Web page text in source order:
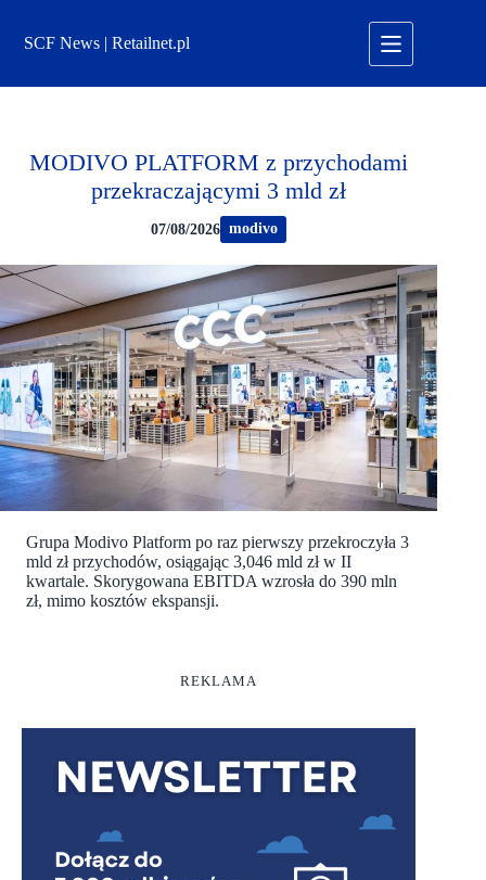
treściSCF News | Retailnet.pl
MODIVO PLATFORM z przychodami
przekraczającymi 3 mld zł
07/08/2026 modivo
Grupa Modivo Platform po raz pierwszy przekroczyła 3
mld zł przychodów, osiągając 3,046 mld zł w II
kwartale. Skorygowana EBITDA wzrosła do 390 mln
zł, mimo kosztów ekspansji.
REKLAMA